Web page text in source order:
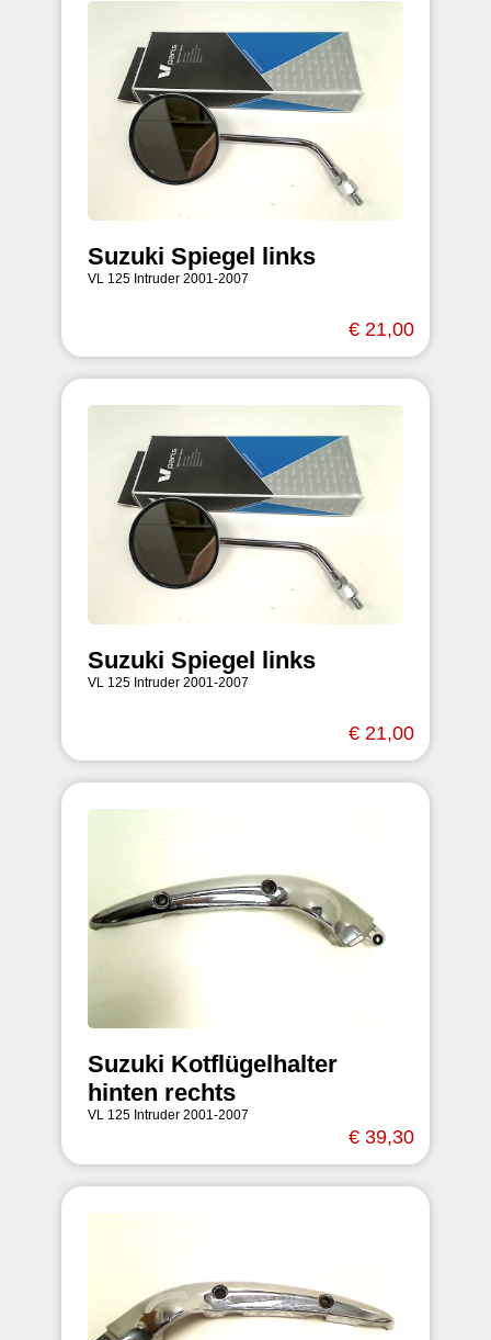
Suzuki Spiegel links
VL 125 Intruder 2001-2007
€ 21,00
Suzuki Spiegel links
VL 125 Intruder 2001-2007
€ 21,00
Suzuki Kotflügelhalter
hinten rechts
VL 125 Intruder 2001-2007
€ 39,30